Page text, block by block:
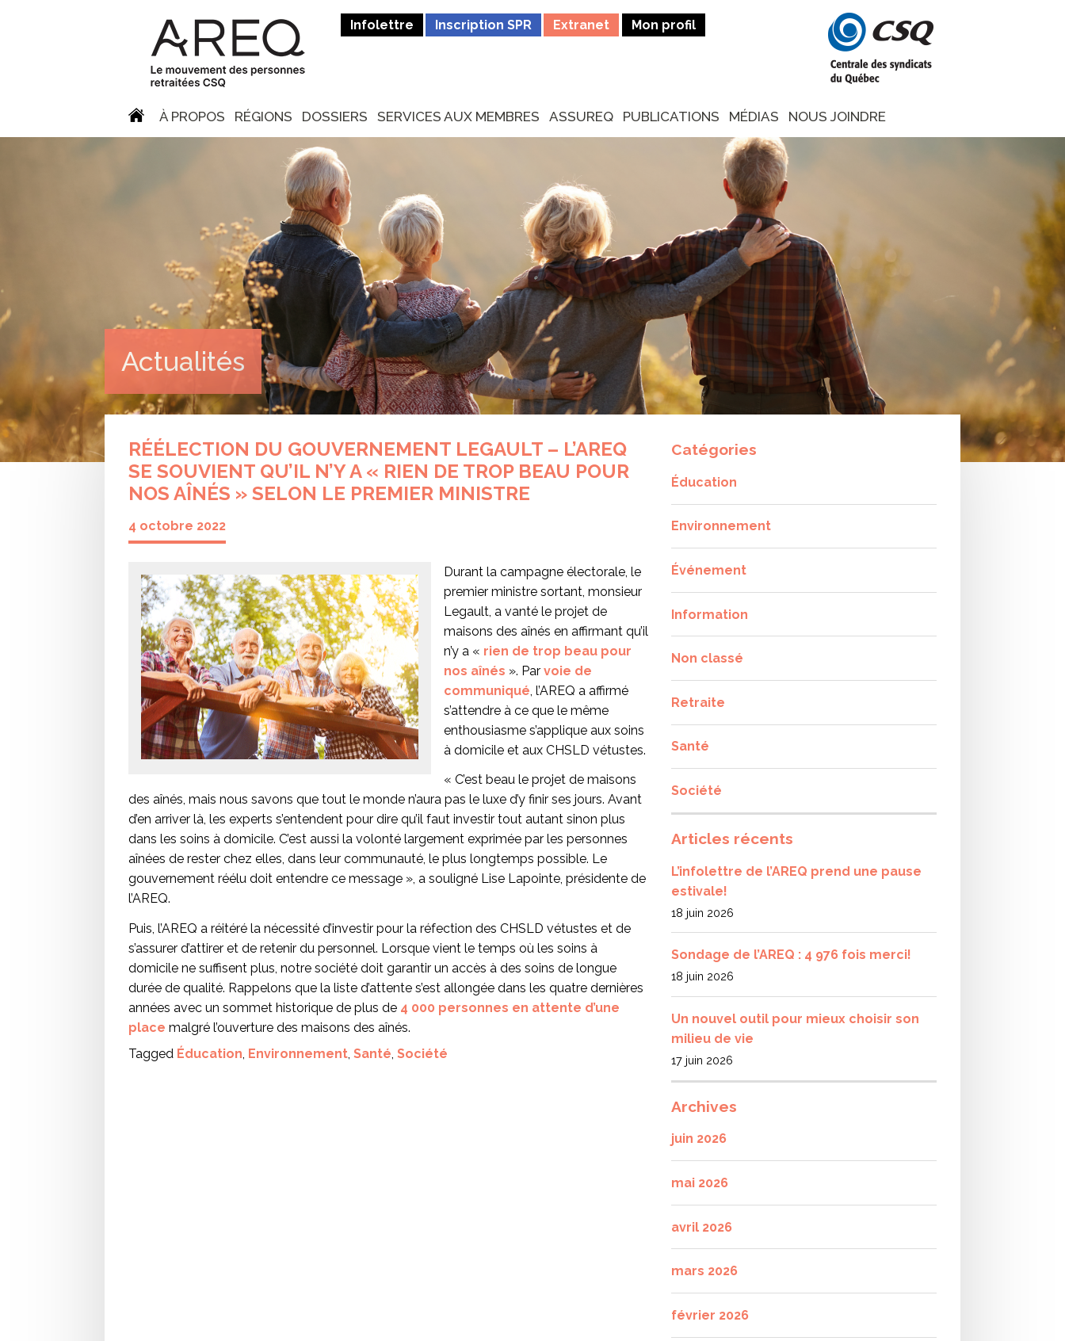
Infolettre Inscription SPR Extranet Mon profil
À PROPOS RÉGIONS DOSSIERS SERVICES AUX MEMBRES ASSUREQ PUBLICATIONS MÉDIAS NOUS JOINDRE
Actualités
RÉÉLECTION DU GOUVERNEMENT LEGAULT – L’AREQ
SE SOUVIENT QU’IL N’Y A « RIEN DE TROP BEAU POUR
NOS AÎNÉS » SELON LE PREMIER MINISTRE
4 octobre 2022
Durant la campagne électorale, le
premier ministre sortant, monsieur
Legault, a vanté le projet de
maisons des aînés en affirmant qu’il
n’y a « rien de trop beau pour
nos aînés ». Par voie de
communiqué , l’AREQ a affirmé
s’attendre à ce que le même
enthousiasme s’applique aux soins
à domicile et aux CHSLD vétustes.
« C’est beau le projet de maisons
des aînés, mais nous savons que tout le monde n’aura pas le luxe d’y finir ses jours. Avant
d’en arriver là, les experts s’entendent pour dire qu’il faut investir tout autant sinon plus
dans les soins à domicile. C’est aussi la volonté largement exprimée par les personnes
aînées de rester chez elles, dans leur communauté, le plus longtemps possible. Le
gouvernement réélu doit entendre ce message », a souligné Lise Lapointe, présidente de
l’AREQ.
Puis, l’AREQ a réitéré la nécessité d’investir pour la réfection des CHSLD vétustes et de
s’assurer d’attirer et de retenir du personnel. Lorsque vient le temps où les soins à
domicile ne suffisent plus, notre société doit garantir un accès à des soins de longue
durée de qualité. Rappelons que la liste d’attente s’est allongée dans les quatre dernières
années avec un sommet historique de plus de 4 000 personnes en attente d’une
place malgré l’ouverture des maisons des aînés.
Tagged Éducation, Environnement, Santé, Société
Catégories
Éducation
Environnement
Événement
Information
Non classé
Retraite
Santé
Société
Articles récents
L’infolettre de l’AREQ prend une pause
estivale!
18 juin 2026
Sondage de l’AREQ : 4 976 fois merci!
18 juin 2026
Un nouvel outil pour mieux choisir son
milieu de vie
17 juin 2026
Archives
juin 2026
mai 2026
avril 2026
mars 2026
février 2026